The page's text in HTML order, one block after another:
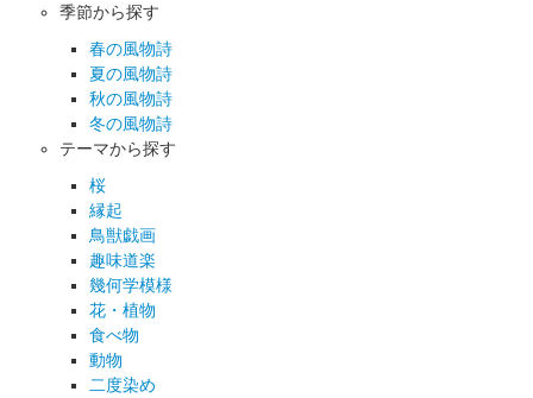
季節から探す
春の風物詩
夏の風物詩
秋の風物詩
冬の風物詩
テーマから探す
桜
縁起
鳥獣戯画
趣味道楽
幾何学模様
花・植物
食べ物
動物
二度染め